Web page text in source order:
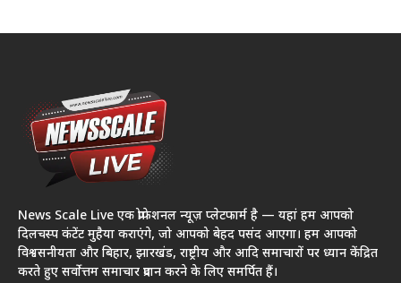
News Scale Live एक प्रोफेशनल न्यूज़ प्लेटफार्म है — यहां हम आपको
दिलचस्प कंटेंट मुहैया कराएंगे, जो आपको बेहद पसंद आएगा। हम आपको
विश्वसनीयता और बिहार, झारखंड, राष्ट्रीय और आदि समाचारों पर ध्यान केंद्रित
करते हुए सर्वोत्तम समाचार प्रदान करने के लिए समर्पित हैं।